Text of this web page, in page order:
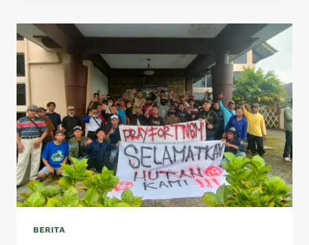
BERITA